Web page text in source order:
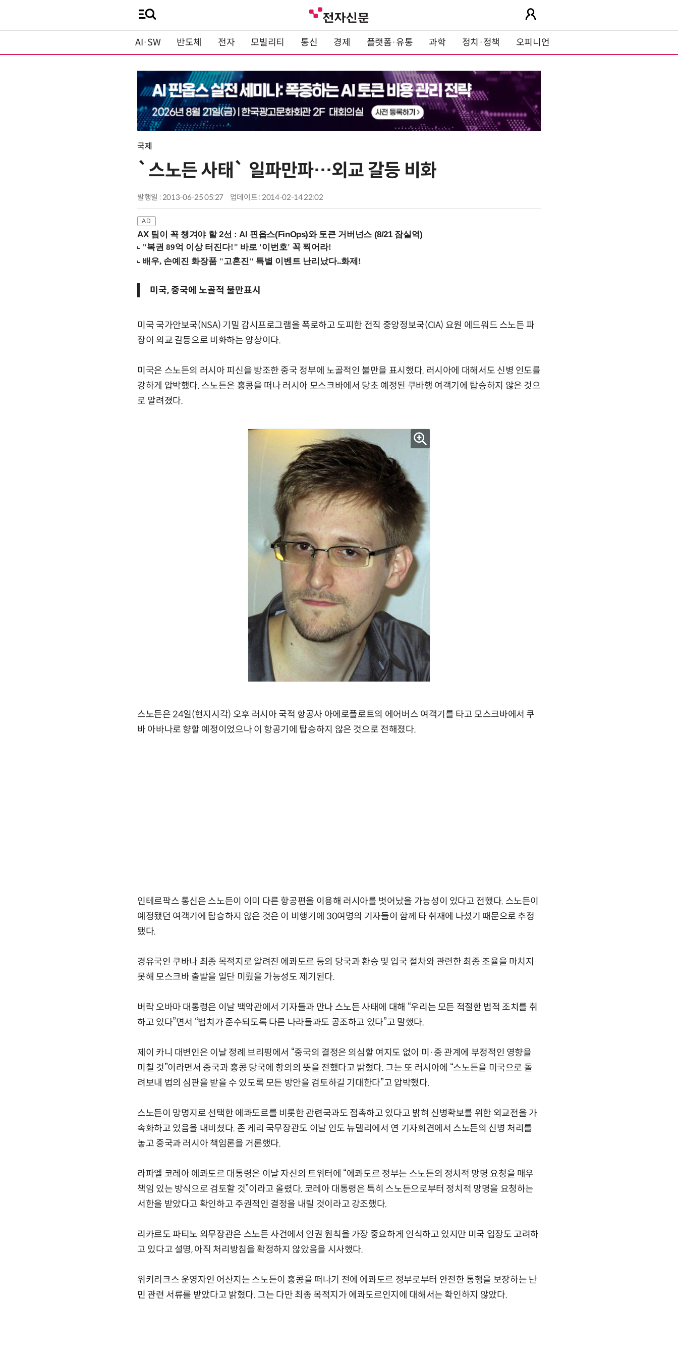
AI·SW 반도체 전자 모빌리티 통신 경제 플랫폼·유통 과학 정치·정책 오피니언
국제
`스노든 사태` 일파만파…외교 갈등 비화
발행일 : 2013-06-25 05:27 업데이트 : 2014-02-14 22:02
AX 팀이 꼭 챙겨야 할 2선 : AI 핀옵스(FinOps)와 토큰 거버넌스 (8/21 잠실역)
미국, 중국에 노골적 불만표시
미국 국가안보국(NSA) 기밀 감시프로그램을 폭로하고 도피한 전직 중앙정보국(CIA) 요원 에드워드 스노든 파
장이 외교 갈등으로 비화하는 양상이다.
미국은 스노든의 러시아 피신을 방조한 중국 정부에 노골적인 불만을 표시했다. 러시아에 대해서도 신병 인도를
강하게 압박했다. 스노든은 홍콩을 떠나 러시아 모스크바에서 당초 예정된 쿠바행 여객기에 탑승하지 않은 것으
로 알려졌다.
스노든은 24일(현지시각) 오후 러시아 국적 항공사 아에로플로트의 에어버스 여객기를 타고 모스크바에서 쿠
바 아바나로 향할 예정이었으나 이 항공기에 탑승하지 않은 것으로 전해졌다.
인테르팍스 통신은 스노든이 이미 다른 항공편을 이용해 러시아를 벗어났을 가능성이 있다고 전했다. 스노든이
예정됐던 여객기에 탑승하지 않은 것은 이 비행기에 30여명의 기자들이 함께 타 취재에 나섰기 때문으로 추정
됐다.
경유국인 쿠바나 최종 목적지로 알려진 에콰도르 등의 당국과 환승 및 입국 절차와 관련한 최종 조율을 마치지
못해 모스크바 출발을 일단 미뤘을 가능성도 제기된다.
버락 오바마 대통령은 이날 백악관에서 기자들과 만나 스노든 사태에 대해 “우리는 모든 적절한 법적 조치를 취
하고 있다”면서 “법치가 준수되도록 다른 나라들과도 공조하고 있다”고 말했다.
제이 카니 대변인은 이날 정례 브리핑에서 “중국의 결정은 의심할 여지도 없이 미·중 관계에 부정적인 영향을
미칠 것”이라면서 중국과 홍콩 당국에 항의의 뜻을 전했다고 밝혔다. 그는 또 러시아에 “스노든을 미국으로 돌
려보내 법의 심판을 받을 수 있도록 모든 방안을 검토하길 기대한다”고 압박했다.
스노든이 망명지로 선택한 에콰도르를 비롯한 관련국과도 접촉하고 있다고 밝혀 신병확보를 위한 외교전을 가
속화하고 있음을 내비쳤다. 존 케리 국무장관도 이날 인도 뉴델리에서 연 기자회견에서 스노든의 신병 처리를
놓고 중국과 러시아 책임론을 거론했다.
라파엘 코레아 에콰도르 대통령은 이날 자신의 트위터에 “에콰도르 정부는 스노든의 정치적 망명 요청을 매우
책임 있는 방식으로 검토할 것”이라고 올렸다. 코레아 대통령은 특히 스노든으로부터 정치적 망명을 요청하는
서한을 받았다고 확인하고 주권적인 결정을 내릴 것이라고 강조했다.
리카르도 파티노 외무장관은 스노든 사건에서 인권 원칙을 가장 중요하게 인식하고 있지만 미국 입장도 고려하
고 있다고 설명, 아직 처리방침을 확정하지 않았음을 시사했다.
위키리크스 운영자인 어산지는 스노든이 홍콩을 떠나기 전에 에콰도르 정부로부터 안전한 통행을 보장하는 난
민 관련 서류를 받았다고 밝혔다. 그는 다만 최종 목적지가 에콰도르인지에 대해서는 확인하지 않았다.